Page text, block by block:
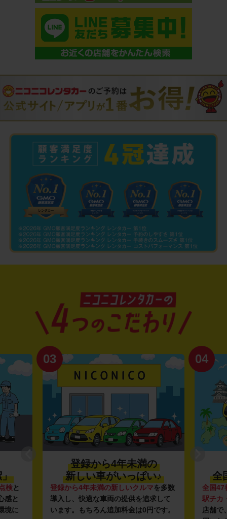
」
検と
感と
境に
03
登録から4年未満の
新しい車がいっぱい♪
登録から4年未満の新しいクルマを多数
導入し、快適な車両の提供を追求して
います。もちろん追加料金は0円です。
04
全
全国47
駅チカ
店舗で